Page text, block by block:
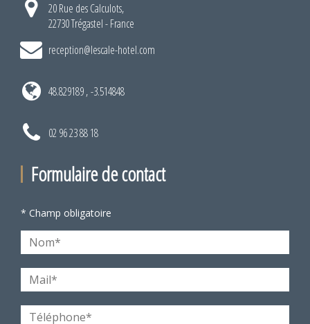
20 Rue des Calculots,
22730 Trégastel - France
reception@lescale-hotel.com
48.829189 , -3.514848
02 96 23 88 18
Formulaire de contact
* Champ obligatoire